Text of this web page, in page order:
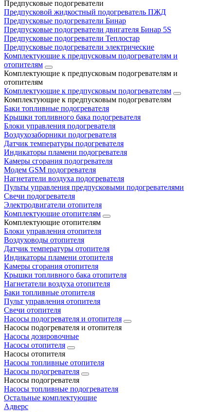
Предпусковые подогреватели
Предпусковой жидкостный подогреватель ПЖД
Предпусковые подогреватели Бинар
Предпусковые подогреватели двигателя Бинар 5S
Предпусковые подогреватели Теплостар
Предпусковые подогреватели электрические
Комплектующие к предпусковым подогревателям и
отопителям
Комплектующие к предпусковым подогревателям и
отопителям
Комплектующие к предпусковым подогревателям
Комплектующие к предпусковым подогревателям
Баки топливные подогревателя
Крышки топливного бака подогревателя
Блоки управления подогревателя
Воздухозаборники подогревателя
Датчик температуры подогревателя
Индикаторы пламени подогревателя
Камеры сгорания подогревателя
Модем GSM подогревателя
Нагнетатели воздуха подогревателя
Пульты управления предпусковыми подогревателями
Свечи подогревателя
Электродвигатели отопителя
Комплектующие отопителям
Комплектующие отопителям
Блоки управления отопителя
Воздуховоды отопителя
Датчик температуры отопителя
Индикаторы пламени отопителя
Камеры сгорания отопителя
Крышки топливного бака отопителя
Нагнетатели воздуха отопителя
Баки топливные отопителя
Пульт управления отопителя
Свечи отопителя
Насосы подогревателя и отопителя
Насосы подогревателя и отопителя
Насосы дозировочные
Насосы отопителя
Насосы отопителя
Насосы топливные отопителя
Насосы подогревателя
Насосы подогревателя
Насосы топливные подогревателя
Остальные комплектующие
Адверс